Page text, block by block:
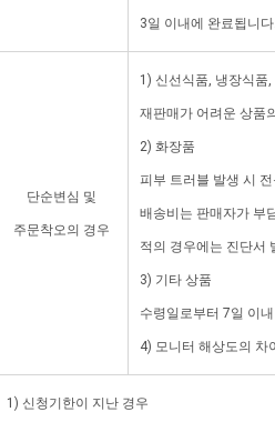
3일 이내에 완료됩니
단순변심 및
주문착오의 경우
1) 신선식품, 냉장식품
재판매가 어려운 상품
2) 화장품
피부 트러블 발생 시
배송비는 판매자가 부
적의 경우에는 진단서
3) 기타 상품
수령일로부터 7일 이
4) 모니터 해상도의 차
1) 신청기한이 지난 경우